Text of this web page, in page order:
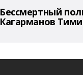
Бессмертный
Кагарманов